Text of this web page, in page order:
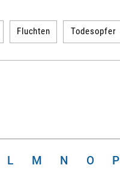
Fluchten Todesopfer
L M N O
P